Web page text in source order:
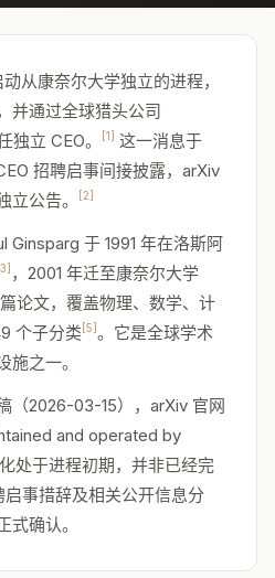
从康奈尔大学独立的进程，
并通过全球猎头公司
立 CEO。
[1] 这一消息于
招聘启事间接披露，arXiv
立公告。
[2]
Ginsparg 于 1991 年在洛斯阿
，2001 年迁至康奈尔大学
论文，覆盖物理、数学、计
个子分类 [5]。它是全球学术
施之一。
（2026-03-15），arXiv 官网
and operated by
处于进程初期，并非已经完
事措辞及相关公开信息分
式确认。